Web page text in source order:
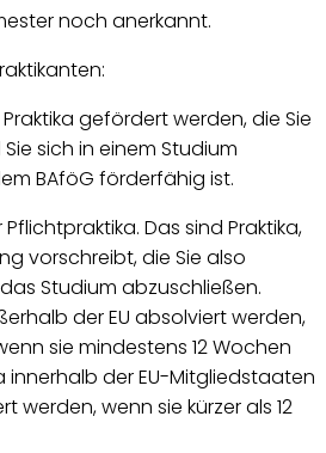
noch anerkannt.
gefördert werden, die Sie
sich in einem Studium
BAföG förderfähig ist.
Das sind Praktika,
vorschreibt, die Sie also
Studium abzuschließen.
der EU absolviert werden,
sie mindestens 12 Wochen
innerhalb der EU-Mitgliedstaaten
werden, wenn sie kürzer als 12